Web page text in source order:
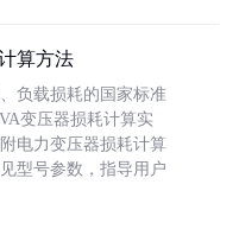
算方法
负载损耗的国家标准
变压器损耗计算实
电力变压器损耗计算
型号参数，指导用户